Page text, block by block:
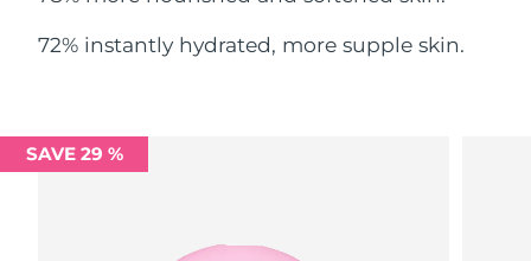
72% instantly hydrated, more supple skin.
SAVE 29 %
Romênia
Entrega prevista